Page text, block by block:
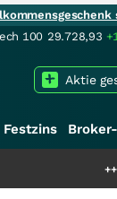
100 29.728,93
Aktie
Festzins
Saga bei